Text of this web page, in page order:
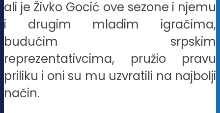
ali je Živko Gocić ove sezone i njemu
i drugim mladim igračima,
budućim srpskim
reprezentativcima, pružio pravu
priliku i oni su mu uzvratili na najbolji
način.